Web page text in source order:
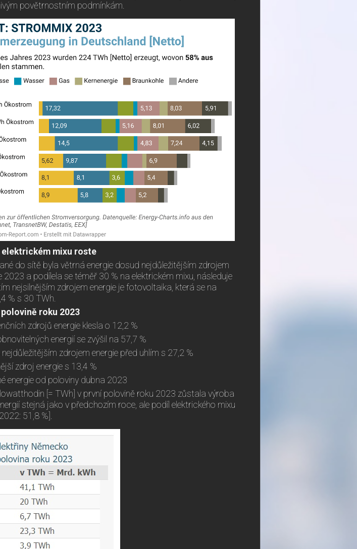
povětrnostním podmínkám.
mixu roste
do sítě byla větrná energie dosud nejdůležitějším zdrojem
2023 a podílela se téměř 30 % na elektrickém mixu, následuje
nejsilnějším zdrojem energie je fotovoltaika, která se na
% s 30 TWh.
roku 2023
zdrojů energie klesla o 12,2 %
energií se zvýšil na 57,7 %
zdrojem energie před uhlím s 27,2 %
zdroj energie s 13,4 %
energie od poloviny dubna 2023
[= TWh] v první polovině roku 2023 zůstala výroba
stejná jako v předchozím roce, ale podíl elektrického mixu
51,8 %].